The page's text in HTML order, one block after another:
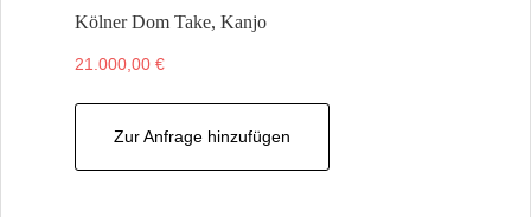
Kölner Dom Take, Kanjo
21.000,00€
Zur Anfrage hinzufügen